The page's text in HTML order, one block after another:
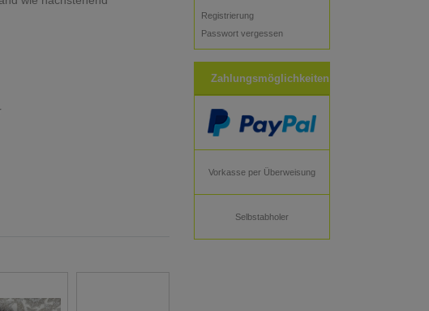
Registrierung
Passwort vergessen
Zahlungsmöglichkeiten
Vorkasse per Überweisung
Selbstabholer